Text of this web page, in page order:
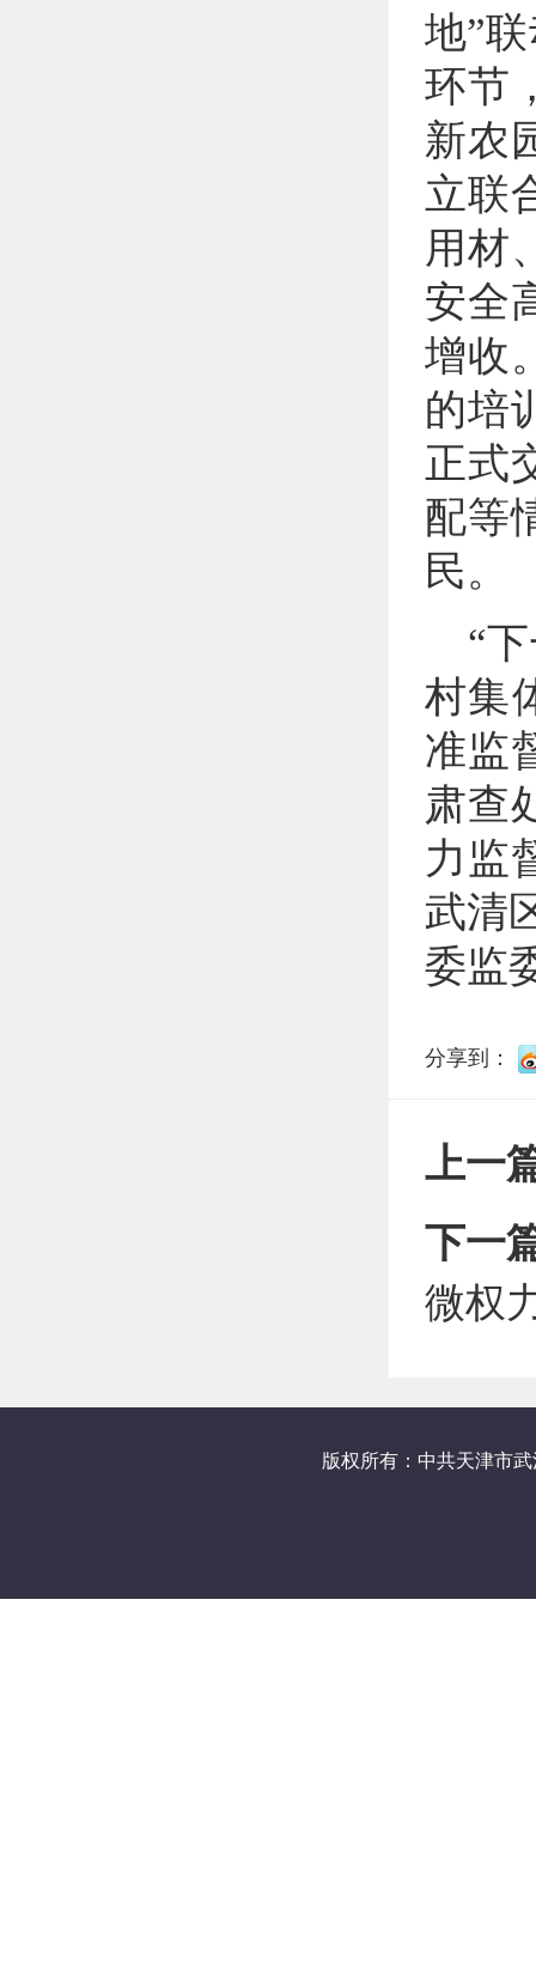
地”
环节
新农
立联
用材
安全
增收
的培
正式
配等
民。
“
村集
准监
肃查
力监
武清
委监
分享到：
上一
下一
微权
版权所有：中共天津市